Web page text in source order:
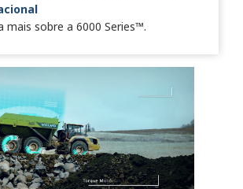
Model Guide Digital
mais sobre a 6000 Series™.